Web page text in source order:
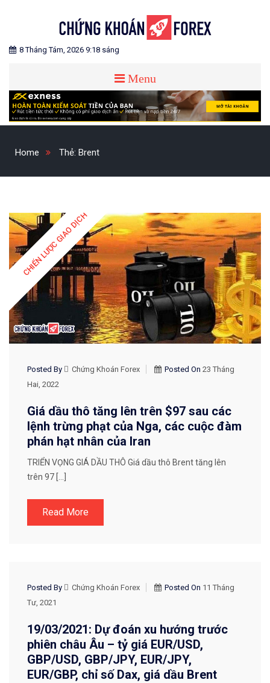
CHỨNG KHOÁN FOREX
Blog chia sẻ về Chứng Khoán và Forex
8 Tháng Tám, 2026 9:18 sáng
Menu
Home Thẻ: Brent
CHIẾN LƯỢC GIAO DỊCH
Posted By Chứng Khoán Forex Posted On 23 Tháng
Hai, 2022
Giá dầu thô tăng lên trên $97 sau các
lệnh trừng phạt của Nga, các cuộc đàm
phán hạt nhân của Iran
TRIỂN VỌNG GIÁ DẦU THÔ Giá dầu thô Brent tăng lên
trên 97 […]
Read More
THỊ TRƯỜNG FOREX
Posted By Chứng Khoán Forex Posted On 11 Tháng
Tư, 2021
19/03/2021: Dự đoán xu hướng trước
phiên châu Âu – tỷ giá EUR/USD,
GBP/USD, GBP/JPY, EUR/JPY,
EUR/GBP, chỉ số Dax, giá dầu Brent